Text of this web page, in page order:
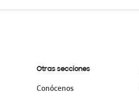
Otras secciones
Conócenos